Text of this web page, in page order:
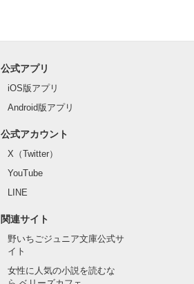
公式アプリ
iOS版アプリ
Android版アプリ
公式アカウント
X（Twitter）
YouTube
LINE
関連サイト
野いちごジュニア文庫公式サ
イト
女性に人気の小説を読むな